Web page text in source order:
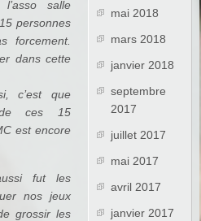
salle
personnes
forcement.
dans cette
c’est que
de ces 15
est encore
fut les
nos jeux
grossir les
mai 2018
mars 2018
janvier 2018
septembre
2017
juillet 2017
mai 2017
avril 2017
janvier 2017